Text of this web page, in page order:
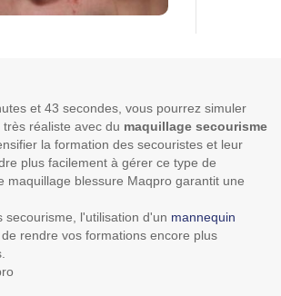
et 43 secondes, vous pourrez simuler
réaliste avec du maquillage secourisme
la formation des secouristes et leur
plus facilement à gérer ce type de
maquillage blessure Maqpro garantit une
secourisme, l'utilisation d'un mannequin
rendre vos formations encore plus